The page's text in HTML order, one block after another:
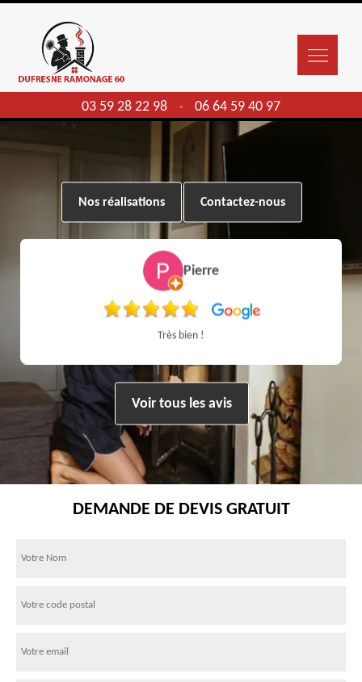
03 59 28 22 98 - 06 64 59 40 97
Nos réalisations Contactez-nous
Pierre
Très bien !
Voir tous les avis
DEMANDE DE DEVIS GRATUIT